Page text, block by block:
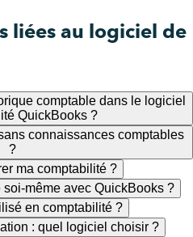
liées au logiciel de
comptable dans le logiciel
QuickBooks ?
connaissances comptables
?
ma comptabilité ?
même avec QuickBooks ?
en comptabilité ?
: quel logiciel choisir ?